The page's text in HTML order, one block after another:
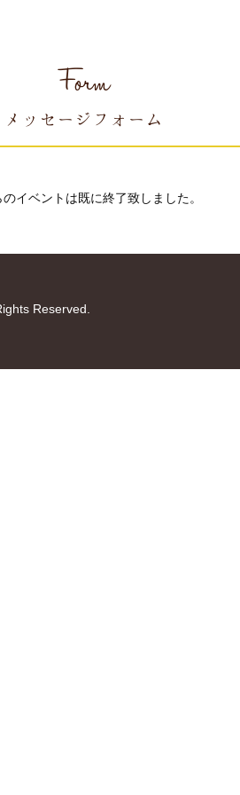
Form
メッセージフォーム
のイベントは既に終了致しました。
Reserved.